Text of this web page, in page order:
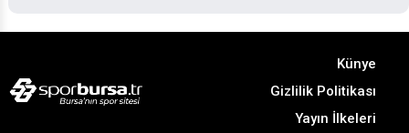
Künye
Gizlilik Politikası
Yayın İlkeleri